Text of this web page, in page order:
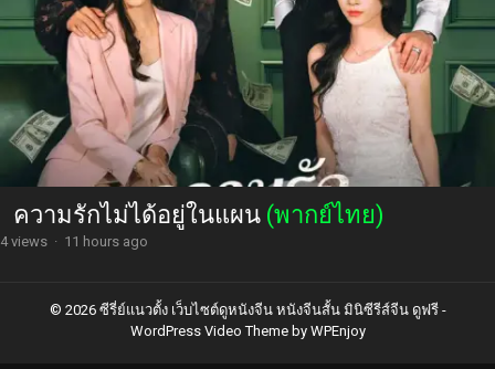
ความรักไม่ได้อยู่ในแผน (พากย์ไทย)
4 views · 11 hours ago
© 2026 ซีรี่ย์แนวตั้ง เว็บไซต์ดูหนังจีน หนังจีนสั้น มินิซีรีส์จีน ดูฟรี -
WordPress Video Themeby WPEnjoy